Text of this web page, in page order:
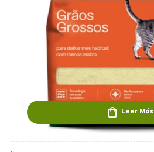
Leer Más